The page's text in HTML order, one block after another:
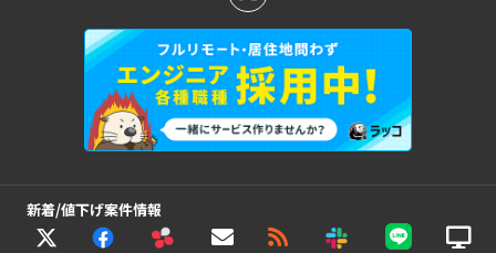
新着/値下げ案件情報